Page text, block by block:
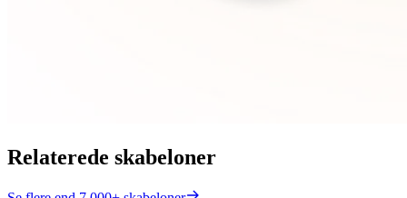
Relaterede skabeloner